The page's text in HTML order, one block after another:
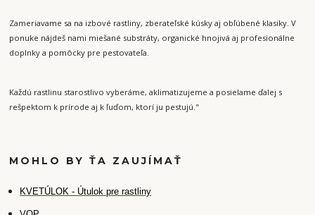
Zameriavame sa na izbové rastliny, zberateľské kúsky aj obľúbené klasiky. V
ponuke nájdeš nami miešané substráty, organické hnojivá aj profesionálne
doplnky a pomôcky pre pestovateľa.
Každú rastlinu starostlivo vyberáme, aklimatizujeme a posielame ďalej s
rešpektom k prírode aj k ľuďom, ktorí ju pestujú."
MOHLO BY ŤA ZAUJÍMAŤ
KVETÚLOK - Útulok pre rastliny